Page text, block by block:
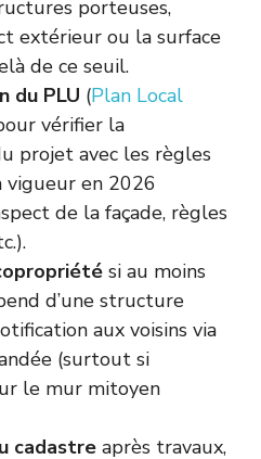
porteuses,
extérieur ou la surface
de ce seuil.
du PLU (Plan Local
vérifier la
projet avec les règles
vigueur en 2026
de la façade, règles
si au moins
d’une structure
aux voisins via
(surtout si
le mur mitoyen
cadastre après travaux,